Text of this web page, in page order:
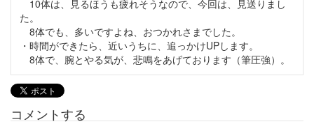
10体は、見るほうも疲れそうなので、今回は、見送りまし
た。
8体でも、多いですよね、おつかれさまでした。
・時間ができたら、近いうちに、追っかけUPします。
8体で、腕とやる気が、悲鳴をあげております（筆圧強）。
コメントする